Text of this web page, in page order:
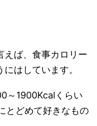
えば、食事カロリー
はしています。
～1900Kcalくらい
とどめて好きなもの